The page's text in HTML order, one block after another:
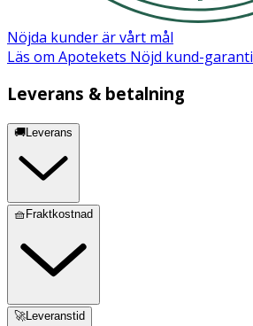
Nöjda kunder är vårt mål
Läs om Apotekets Nöjd kund-garanti
Leverans & betalning
🚚Leverans
🧺Fraktkostnad
🚀Leveranstid